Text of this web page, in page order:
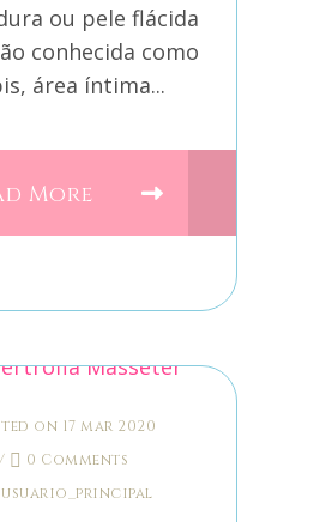
ou pele flácida
conhecida como
área íntima...
More
on 17 mar 2020
/
0 Comments
usuario_principal